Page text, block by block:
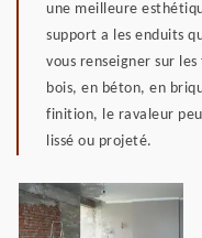
une meilleure
support a les enduits
vous renseigner sur les
bois, en béton, en
finition, le ravaleur
lissé ou projeté.